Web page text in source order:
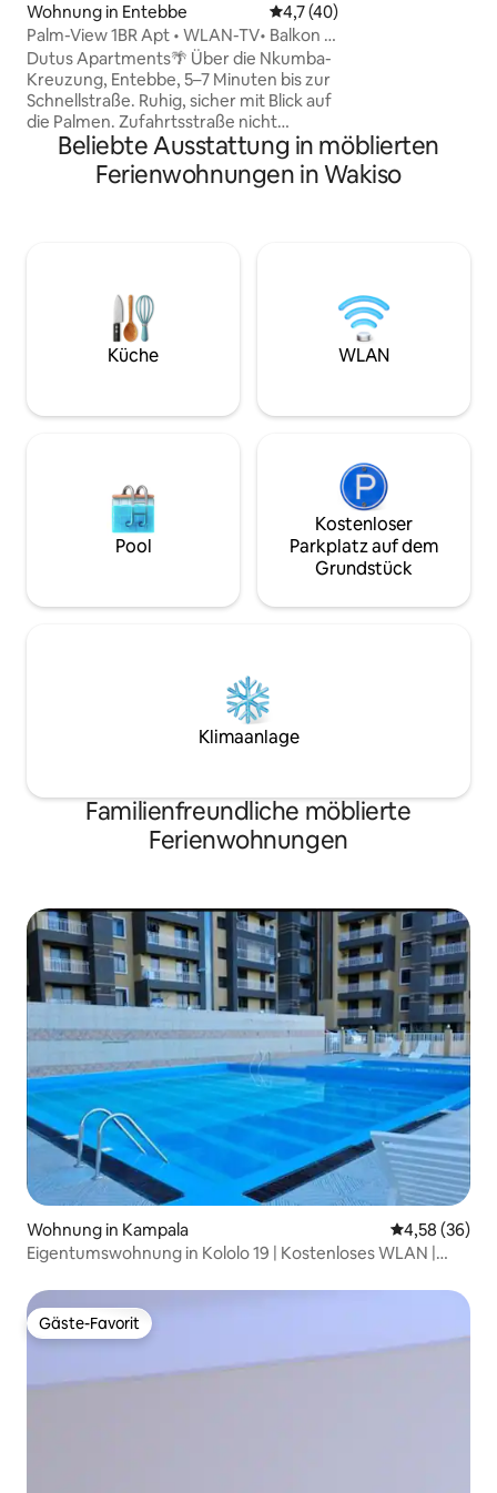
Wohnung in Entebbe Durchschnittliche
4,7 (40)
Palm-View 1BR Apt • WLAN-TV• Balkon •
Nr Flughafen
Dutus Apartments🌴 Über die Nkumba-
Kreuzung, Entebbe, 5–7 Minuten bis zur
Schnellstraße. Ruhig, sicher mit Blick auf
die Palmen. Zufahrtsstraße nicht
asphaltiert Einkaufszentren, Strände,
Zoo in der Nähe, Flughafen 25–
30 Minuten entfernt Private Apartments
die Preise erschwinglich bleiben) 📍
Überprüfe den Standort und die
Annehmlichkeiten vor der Buchung Der
Gästemanager kümmert sich um die
Check-out 9:00 Uhr • Rauchen in den
Beliebte Ausstattung in möblierten
Ferienwohnungen in Wakiso
Küche WLAN
Pool
Kostenloser
Parkplatz auf dem
Grundstück
Klimaanlage
Familienfreundliche möblierte
Ferienwohnungen
Wohnung in Kampala
4,58 (36)
Eigentumswohnung in Kololo 19 | Kostenloses WLAN |
Gäste-Favorit
Gäste-Favorit